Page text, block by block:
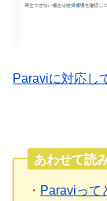
Paraviに対応し
あわせて読
・ Paraviっ